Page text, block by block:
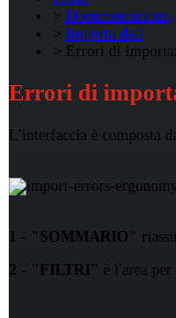
Documentazione
Importa dati
Errori di
Errori di
L'interfaccia è composta
1 - "SOMMARIO"
2 - "FILTRI" è l'area